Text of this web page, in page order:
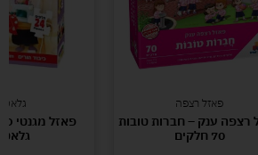
פאזל רצפה
רצפה ענק – חברות טובות
70 חלקים
פאזל מגנטי